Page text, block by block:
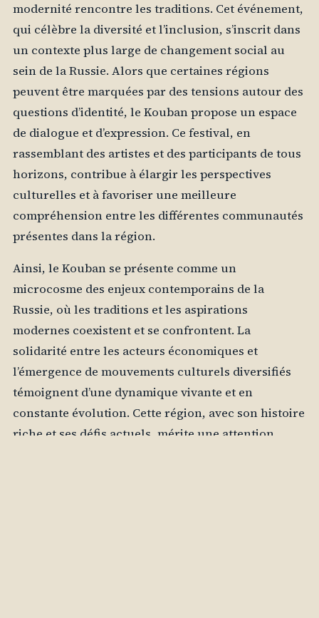
modernité rencontre les traditions. Cet événement,
qui célèbre la diversité et l’inclusion, s’inscrit dans
un contexte plus large de changement social au
sein de la Russie. Alors que certaines régions
peuvent être marquées par des tensions autour des
questions d’identité, le Kouban propose un espace
de dialogue et d’expression. Ce festival, en
rassemblant des artistes et des participants de tous
horizons, contribue à élargir les perspectives
culturelles et à favoriser une meilleure
compréhension entre les différentes communautés
présentes dans la région.
Ainsi, le Kouban se présente comme un
microcosme des enjeux contemporains de la
Russie, où les traditions et les aspirations
modernes coexistent et se confrontent. La
solidarité entre les acteurs économiques et
l’émergence de mouvements culturels diversifiés
témoignent d’une dynamique vivante et en
constante évolution. Cette région, avec son histoire
riche et ses défis actuels, mérite une attention